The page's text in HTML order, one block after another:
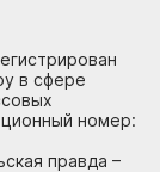
в сфере
номер:
правда –